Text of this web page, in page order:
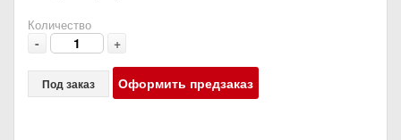
Количество
- +
Под заказ Оформить предзаказ